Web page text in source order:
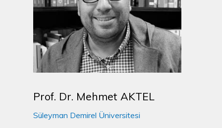
Prof. Dr. Mehmet AKTEL
Süleyman Demirel Üniversitesi